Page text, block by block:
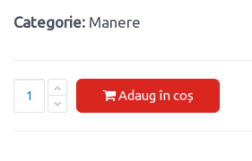
Categorie: Manere
Adaug în coș